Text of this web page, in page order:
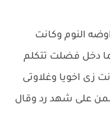
النوم وكانت
دخل فضلت تتكلم
زى اخويا وغلاوتى
على شهد رد وقال